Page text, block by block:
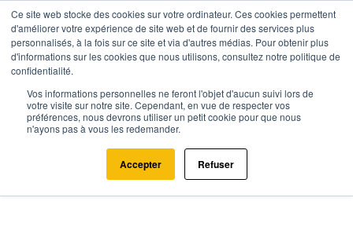
Ce site web stocke des cookies sur votre ordinateur. Ces cookies permettent
d'améliorer votre expérience de site web et de fournir des services plus
personnalisés, à la fois sur ce site et via d'autres médias. Pour obtenir plus
d'informations sur les cookies que nous utilisons, consultez notre politique de
confidentialité.
Vos informations personnelles ne feront l'objet d'aucun suivi lors de
votre visite sur notre site. Cependant, en vue de respecter vos
préférences, nous devrons utiliser un petit cookie pour que nous
n'ayons pas à vous les redemander.
Accepter Refuser
Agence.immo Prix immobilier Nouvelle-Aquitaine Vienne
Château-Garnier (86350)
Estimation immobilière à Château-
Garnier : Prix m² 2026